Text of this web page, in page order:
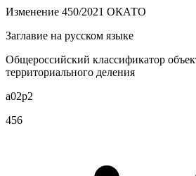
Изменение 450/2021 ОКАТО
Заглавие на русском языке
Общероссийский классификатор
территориального деления
a02p2
456